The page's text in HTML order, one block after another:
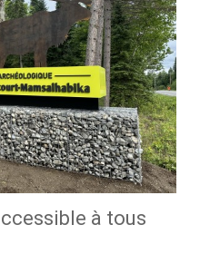
à tous